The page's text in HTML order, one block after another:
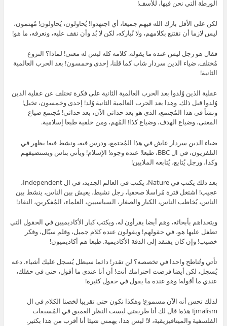
الورطة التي نحن فيها، للأسف!
لكن على الأقل بارك الله فيهم جميعا، أي اجتهدوا! يُحاولون، يُحاولون! مُهتمون،
ليس لازما أن نقتنع بكلامهم، ولا نُباركه، لكن لا بُد وأن نقف عليه، ونعرفه، ما هو!
فقال هو رجل ليس عنده ما يقوله. كلامه كله ليس له معنى! لماذا؟ النزوع
مُختلف. ضياء الدين سردار شاب كما قلنا، إحدى وخمسون! بعد الحرب العالمية
الثانية!
عقلية الذين وُلدوا بعد الحرب العالمية الثانية على فكرة تختلف عن عقلية الذين
وُلدوا قبل ذلك. وهذا بعد الحرب العالمية الثانية وُلد! إحدى وخمسون، تخيل!
ونشأ في هذا المُجتمع، الذي هو بعد حداثي الآن، بعد حداثي! مُجتمع ضياع
المعنى، وضياع الهدف، وضياع كذا! المُهم، ومن خلفية طبعا إسلامية.
ضياء الدين سردار عاش في هذا المُجتمع، ودرس فيه، ونشط فيه! يظهر في
التلفزيون، في ال BBC، طبعا! عنده وجوه! الإسلام! ويأتي بناس ويستضيفهم
وكذا، ورجل يُتابع، يُتابعه الملايين!
بعد ذلك يكتب في Nature، يكتب في العالم الجديد، في ال Independent،
عجيب! اشتغل فترة مُراسلا صحفيا، رجل نشيط، يعيش بين الناس، ينشط بين
الناس، يُخاطب الناس، الكبار والصغار، السياسيين، العلماء، المُفكرين، النقاد!
ويتحداهم بأبحاثه، وهم أيضا يقرأون له، ويكتب كبار الأكاديميين في الحقول التي
تطفل عليها هو، في حقولهم! ويقولون عنده كلام جميل، وقلم سيّال، وفكر
خصيب! وإن كان يفتقد إلى الدقة الأكاديمية. طبعا هم أكاديميون!
تأتي وتُناطح واحدا في تخصصه؟ لن تقدر! دائما سيظل يُسجل عليك أشياء. دعه
يُسجل، لكن أيضا فرضت احترامك أنت! أن أنا عندي ما أقول، حتى في حقلك،
عندي ما أقوله! وهو عنده ما يقول في حقول كثيرة!
لذلك تحس أنه الآن مسموع! وهكذا نكون حتى تقريبا لخصنا الكلام في ال
Ijmalism هذه! قال لك أنا طريقتي ليست النظر العميق في المُسبقات
الفلسفية والميتافيزيقية، لا! ليس هذا، يهمني شيئا أنا أقرب من هذا بكثير.